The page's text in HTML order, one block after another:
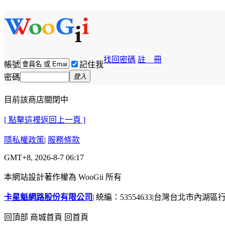
帳號 記住我
找回密碼 註 冊
密碼 登入
目前該商店關閉中
[ 點擊這裡返回上一頁 ]
隱私權政策| 服務條款
GMT+8, 2026-8-7 06:17
本網站設計著作權為 WooGii 所有
卡星魁網路股份有限公司 | 統編：53554633|台灣台北市內湖區
回頂部 商城首頁 回首頁